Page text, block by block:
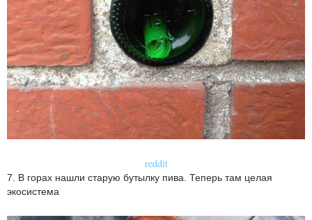
reddit
7. В горах нашли старую бутылку пива. Теперь там целая
экосистема